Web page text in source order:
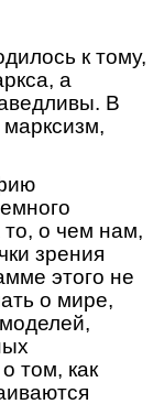
к тому,
а
В
то, о чем нам,
зрения
этого не
о мире,
том, как